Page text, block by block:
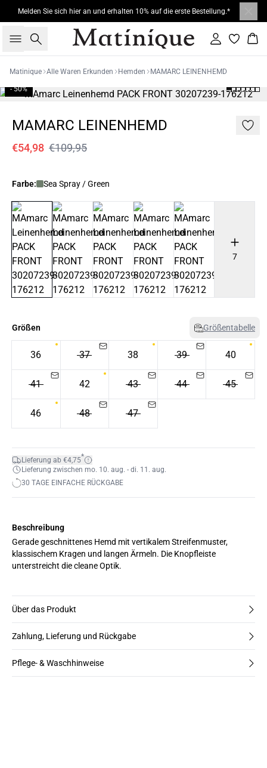
Melden Sie sich hier an und erhalten 10% auf die erste Bestellung.*
Suche Einloggen
Matinique Alle Waren Erkunden Hemden MAMARC LEINENHEMD
- 50%
MAMARC LEINENHEMD
€54,98 €109,95
Farbe: Sea Spray / Green
7
Größen Größentabelle
36 37 38 39 40
41 42 43 44 45
46 48 47
Lieferung ab €4,75*
Lieferung zwischen mo. 10. aug. - di. 11. aug.
30 TAGE EINFACHE RÜCKGABE
Beschreibung
Gerade geschnittenes Hemd mit vertikalem Streifenmuster,
klassischem Kragen und langen Ärmeln. Die Knopfleiste
unterstreicht die cleane Optik.
Über das Produkt
Zahlung, Lieferung und Rückgabe
Pflege- & Waschhinweise